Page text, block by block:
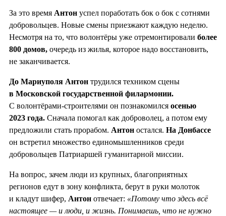
За это время Антон успел поработать бок о бок с сотнями
добровольцев. Новые смены приезжают каждую неделю.
Несмотря на то, что волонтёры уже отремонтировали более
800 домов, очередь из жилья, которое надо восстановить,
не заканчивается.
До Мариуполя Антон трудился техником сцены
в Московской государственной филармонии.
С волонтёрами-строителями он познакомился осенью
2023 года. Сначала помогал как доброволец, а потом ему
предложили стать прорабом. Антон остался. На Донбассе
он встретил множество единомышленников среди
добровольцев Патриаршей гуманитарной миссии.
На вопрос, зачем люди из крупных, благоприятных
регионов едут в зону конфликта, берут в руки молоток
и кладут шифер, Антон отвечает: «Потому что здесь всё
настоящее — и люди, и жизнь. Понимаешь, что не нужно